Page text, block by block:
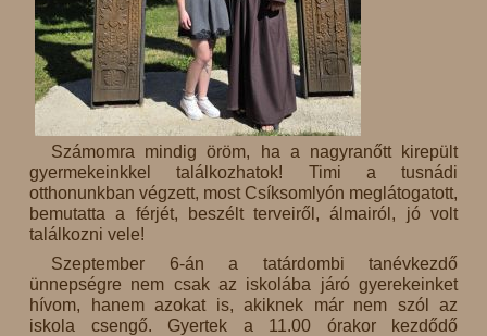
Számomra mindig öröm, ha a nagyranőtt kirepült
gyermekeinkkel találkozhatok! Timi a tusnádi
otthonunkban végzett, most Csíksomlyón meglátogatott,
bemutatta a férjét, beszélt terveiről, álmairól, jó volt
találkozni vele!
Szeptember 6-án a tatárdombi tanévkezdő
ünnepségre nem csak az iskolába járó gyerekeinket
hívom, hanem azokat is, akiknek már nem szól az
iskola csengő. Gyertek a 11.00 órakor kezdődő